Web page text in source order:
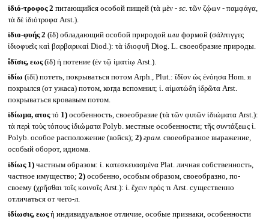
ἰδιό-τροφος 2 питающийся особой пищей (τὰ μὲν - sc. τῶν ζῴων - παμφάγα,
τὰ δὲ ἰδιότροφα Arst.).
ἰδιο-φυής 2 (ῐδ) обладающий особой природой или формой (σάλπιγγες
ἰδιοφυεῖς καὶ βαρβαρικαί Diod.): τὰ ἰδιοφυῆ Diog. L. своеобразие природы.
ἴδῑσις, εως(ῑδ) ἡ потение (ἐν τῷ ἱματίῳ Arst.).
ἰδίω (ῑδῑ) потеть, покрываться потом Arph., Plut.: ἴδῐον ὡς ἐνόησα Hom. я
покрылся (от ужаса) потом, когда вспомнил; ἰ. αἱματώδη ἱδρῶτα Arst.
покрываться кровавым потом.
ἰδίωμα, ατοςτό 1)особенность, своеобразие (τὰ τῶν φυτῶν ἰδιώματα Arst.):
τὰ περὶ τοὺς τόπους ἰδιώματα Polyb. местные особенности; τῆς συντάξεως ἰ.
Polyb. особое расположение (войск); 2) грам. своеобразное выражение,
особый оборот, идиома.
ἰδίως 1)частным образом: ἰ. κατεσκευασμένα Plat. личная собственность,
частное имущество; 2)особенно, особым образом, своеобразно, по-
своему (χρῆσθαι τοῖς κοινοῖς Arst.): ἰ. ἔχειν πρός τι Arst. существенно
отличаться от чего-л.
ἰδίωσις, εωςἡ индивидуальное отличие, особые признаки, особенности